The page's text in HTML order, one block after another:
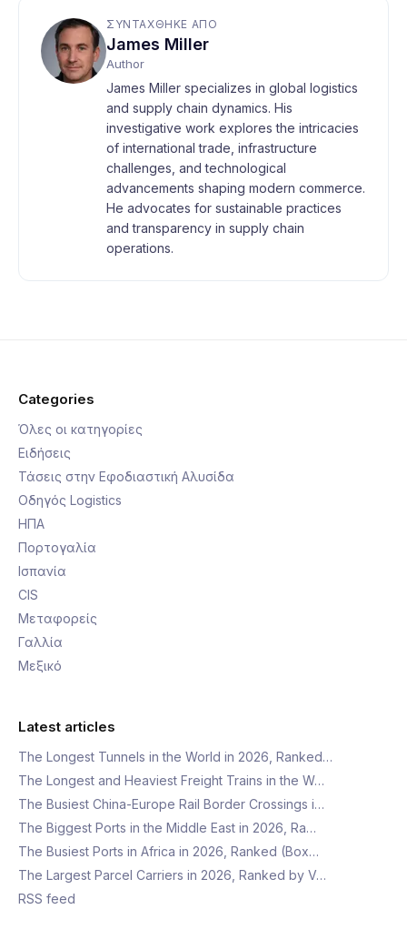
ΣΥΝΤΆΧΘΗΚΕ ΑΠΌ
James Miller
Author
James Miller specializes in global logistics
and supply chain dynamics. His
investigative work explores the intricacies
of international trade, infrastructure
challenges, and technological
advancements shaping modern commerce.
He advocates for sustainable practices
and transparency in supply chain
operations.
Categories
Όλες οι κατηγορίες
Ειδήσεις
Τάσεις στην Εφοδιαστική Αλυσίδα
Οδηγός Logistics
ΗΠΑ
Πορτογαλία
Ισπανία
CIS
Μεταφορείς
Γαλλία
Μεξικό
Latest articles
The Longest Tunnels in the World in 2026, Ranked…
The Longest and Heaviest Freight Trains in the W…
The Busiest China-Europe Rail Border Crossings i…
The Biggest Ports in the Middle East in 2026, Ra…
The Busiest Ports in Africa in 2026, Ranked (Box…
The Largest Parcel Carriers in 2026, Ranked by V…
RSS feed